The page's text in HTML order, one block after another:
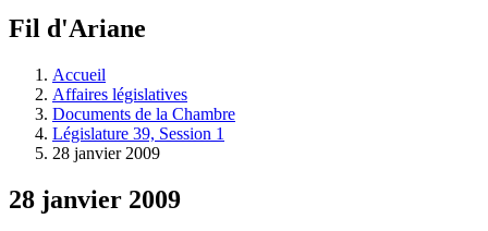
à
législative.
Fil d'Ariane
Accueil
Affaires législatives
Documents de la Chambre
Législature 39, Session 1
28 janvier 2009
28 janvier 2009